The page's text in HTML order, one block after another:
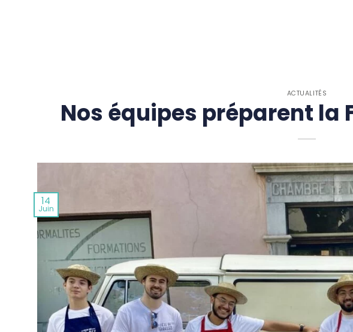
ACTUALITÉS
Nos équipes préparent la
14
Juin